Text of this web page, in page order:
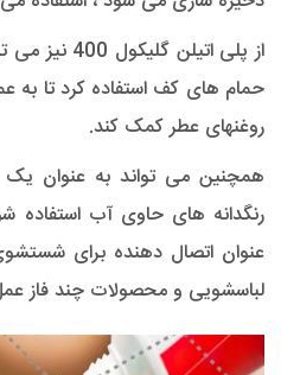
از پلی
حمام های کف استفاده کرد تا به
روغنهای عطر کمک کند.
همچنین می تواند به عنوان یک
رنگدانه های حاوی آب استفاده
عنوان اتصال دهنده برای
لباسشویی و محصولات چند فاز